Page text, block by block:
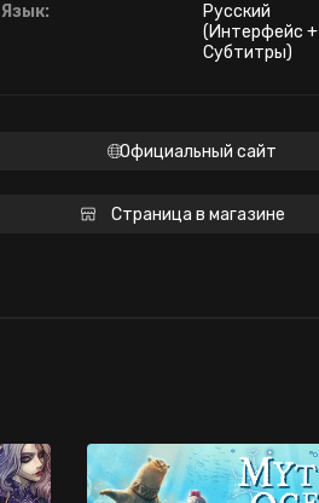
Язык:
Русский
(Интерфейс +
Субтитры)
Официальный сайт
Страница в магазине